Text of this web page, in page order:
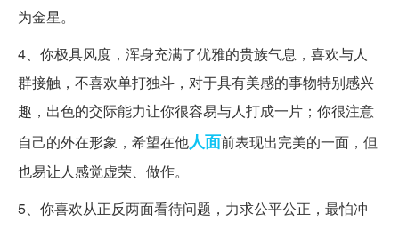
为金星。
4、你极具风度，浑身充满了优雅的贵族气息，喜欢与人
群接触，不喜欢单打独斗，对于具有美感的事物特别感兴
趣，出色的交际能力让你很容易与人打成一片；你很注意
自己的外在形象，希望在他人面前表现出完美的一面，但
也易让人感觉虚荣、做作。
5、你喜欢从正反两面看待问题，力求公平公正，最怕冲